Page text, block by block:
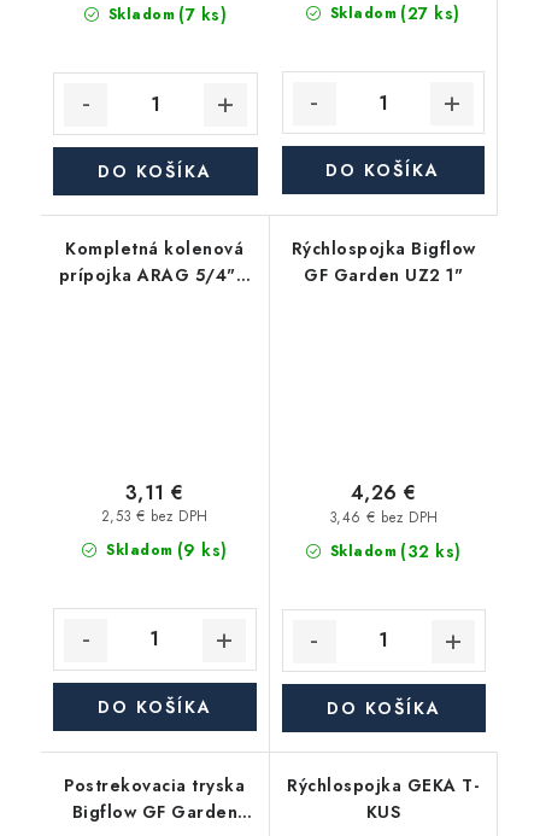
Skladom (7 ks)
DO KOŠÍKA
Skladom (27 ks)
DO KOŠÍKA
Kompletná kolenová
prípojka ARAG 5/4" x
Skladom (9 ks)
2,53 € bez DPH
3,11 €
DO KOŠÍKA
Rýchlospojka Bigflow
GF Garden UZ2 1"
Skladom (32 ks)
3,46 € bez DPH
4,26 €
DO KOŠÍKA
Postrekovacia tryska
Bigflow GF Garden
Rýchlospojka GEKA T-
KUS